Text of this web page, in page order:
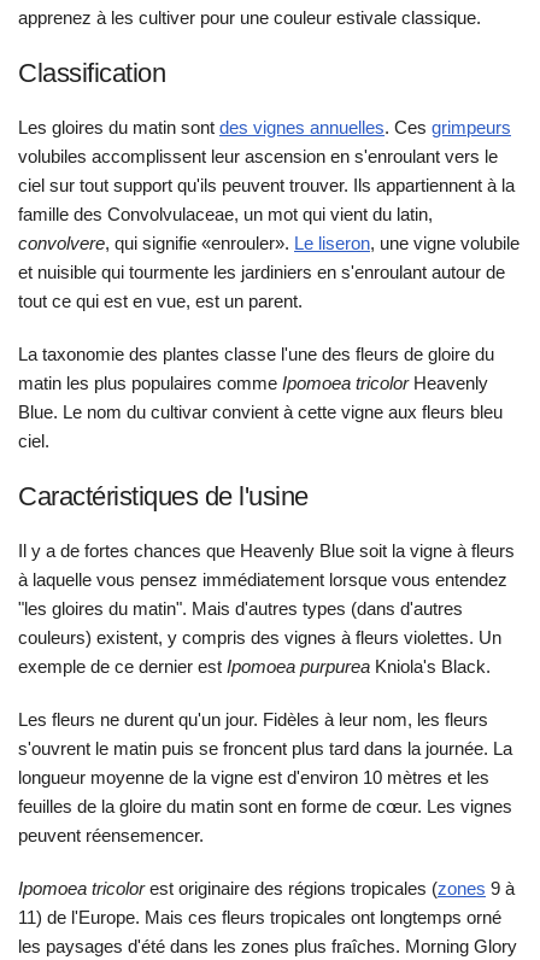
apprenez à les cultiver pour une couleur estivale classique.
Classification
Les gloires du matin sont des vignes annuelles. Ces grimpeurs
volubiles accomplissent leur ascension en s'enroulant vers le
ciel sur tout support qu'ils peuvent trouver. Ils appartiennent à la
famille des Convolvulaceae, un mot qui vient du latin,
convolvere, qui signifie «enrouler». Le liseron, une vigne volubile
et nuisible qui tourmente les jardiniers en s'enroulant autour de
tout ce qui est en vue, est un parent.
La taxonomie des plantes classe l'une des fleurs de gloire du
matin les plus populaires comme Ipomoea tricolorHeavenly
Blue. Le nom du cultivar convient à cette vigne aux fleurs bleu
ciel.
Caractéristiques de l'usine
Il y a de fortes chances que Heavenly Blue soit la vigne à fleurs
à laquelle vous pensez immédiatement lorsque vous entendez
"les gloires du matin". Mais d'autres types (dans d'autres
couleurs) existent, y compris des vignes à fleurs violettes. Un
exemple de ce dernier est Ipomoea purpurea Kniola's Black.
Les fleurs ne durent qu'un jour. Fidèles à leur nom, les fleurs
s'ouvrent le matin puis se froncent plus tard dans la journée. La
longueur moyenne de la vigne est d'environ 10 mètres et les
feuilles de la gloire du matin sont en forme de cœur. Les vignes
peuvent réensemencer.
Ipomoea tricolorest originaire des régions tropicales (zones 9 à
11) de l'Europe. Mais ces fleurs tropicales ont longtemps orné
les paysages d'été dans les zones plus fraîches. Morning Glory